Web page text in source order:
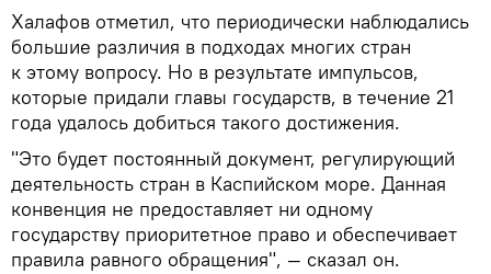
Халафов отметил, что периодически наблюдались
большие различия в подходах многих стран
к этому вопросу. Но в результате импульсов,
которые придали главы государств, в течение 21
года удалось добиться такого достижения.
"Это будет постоянный документ, регулирующий
деятельность стран в Каспийском море. Данная
конвенция не предоставляет ни одному
государству приоритетное право и обеспечивает
правила равного обращения", — сказал он.